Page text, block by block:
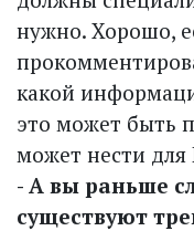
нужно. Хорошо,
какой
это может быть
может нести для
- А вы раньше
существуют